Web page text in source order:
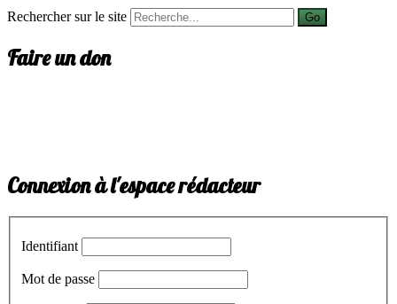
Rechercher sur le site Go
Faire un don
Connexion à l'espace rédacteur
Identifiant
Mot de passe